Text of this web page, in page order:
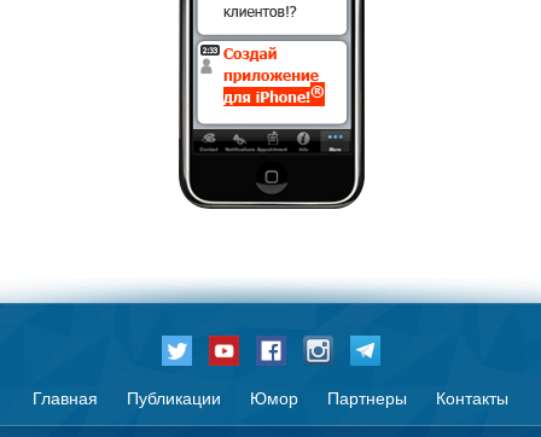
Главная Публикации Юмор Партнеры Контакты